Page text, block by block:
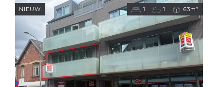
1 1 63m²
NIEUW